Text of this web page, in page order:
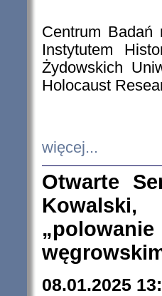
Centrum Badań
Instytutem
Żydowskich
Holocaust
więcej...
Otwarte
08.01.2025